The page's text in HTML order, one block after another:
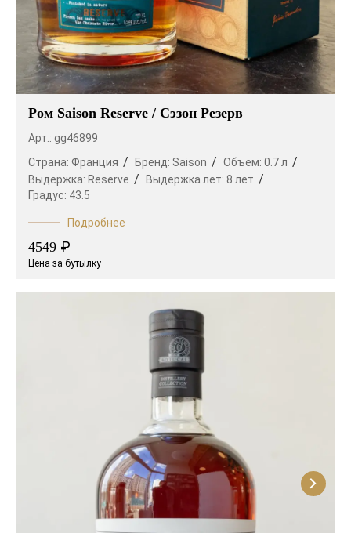
Ром Saison Reserve / Сэзон Резерв
Арт.: gg46899
Страна: Франция Бренд: Saison Объем: 0.7 л
Выдержка: Reserve Выдержка лет: 8 лет
Градус: 43.5
Подробнее
4549 ₽
Цена за бутылку